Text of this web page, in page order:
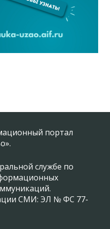
портал
службе по
СМИ: ЭЛ № ФС 77-